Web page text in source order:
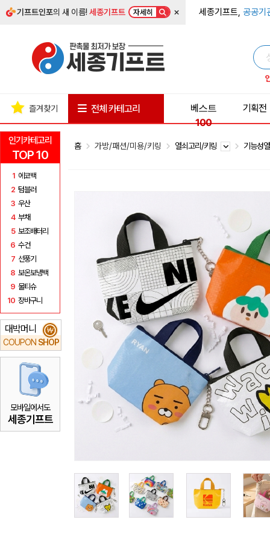
기프트인포의 새 이름!세종기프트 자세히 × 세종기프트, 공공기
인기카테고리
TOP 10
1 에코백
2 텀블러
3 우산
4 부채
5 보조배터리
6 수건
7 선풍기
8 보온보냉백
9 물티슈
10 장바구니
대박머니
COUPON SHOP
₩
모바일에서도
세종기프트
즐겨찾기 전체 카테고리
베스트
100
기획전
홈 가방/패션/미용/키링 열쇠고리/키링 기능성